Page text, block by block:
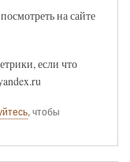
на сайте
если что
, чтобы